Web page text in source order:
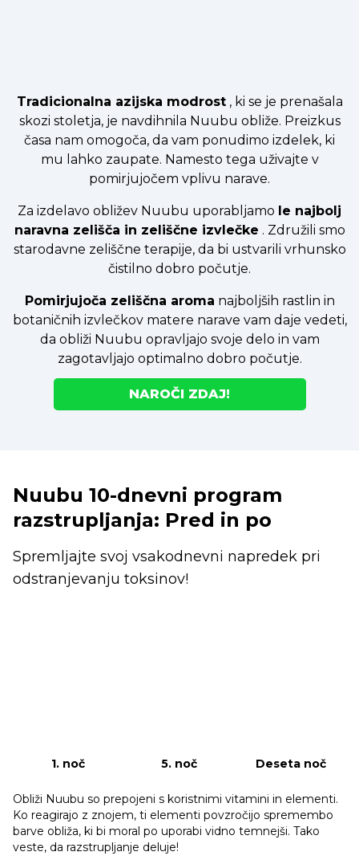
Tradicionalna azijska modrost, ki se je prenašala
skozi stoletja, je navdihnila Nuubu obliže. Preizkus
časa nam omogoča, da vam ponudimo izdelek, ki
mu lahko zaupate. Namesto tega uživajte v
pomirjujočem vplivu narave.
Za izdelavo obližev Nuubu uporabljamo le najbolj
naravna zelišča in zeliščne izvlečke . Združili smo
starodavne zeliščne terapije, da bi ustvarili vrhunsko
čistilno dobro počutje.
Pomirjujoča zeliščna aroma najboljših rastlin in
botaničnih izvlečkov matere narave vam daje vedeti,
da obliži Nuubu opravljajo svoje delo in vam
zagotavljajo optimalno dobro počutje.
NAROČI ZDAJ!
Nuubu 10-dnevni program
razstrupljanja: Pred in po
Spremljajte svoj vsakodnevni napredek pri
odstranjevanju toksinov!
1. noč 5. noč Deseta noč
Obliži Nuubu so prepojeni s koristnimi vitamini in elementi.
Ko reagirajo z znojem, ti elementi povzročijo spremembo
barve obliža, ki bi moral po uporabi vidno temnejši. Tako
veste, da razstrupljanje deluje!